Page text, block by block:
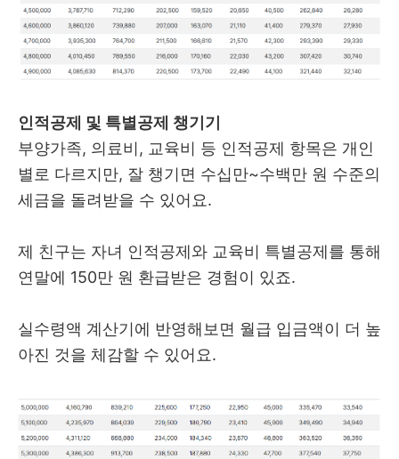
인적공제 및 특별공제 챙기기
부양가족, 의료비, 교육비 등 인적공제 항목은 개인
별로 다르지만, 잘 챙기면 수십만~수백만 원 수준의
세금을 돌려받을 수 있어요.
제 친구는 자녀 인적공제와 교육비 특별공제를 통해
연말에 150만 원 환급받은 경험이 있죠.
실수령액 계산기에 반영해보면 월급 입금액이 더 높
아진 것을 체감할 수 있어요.